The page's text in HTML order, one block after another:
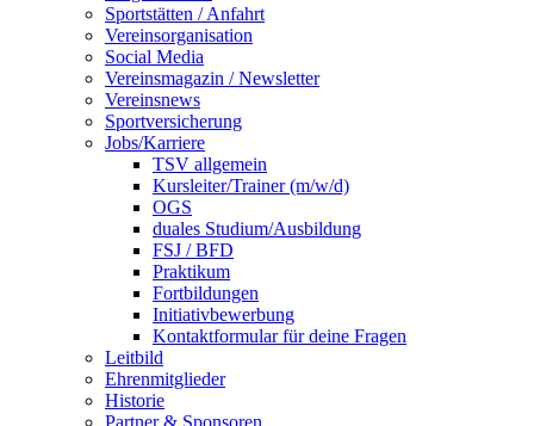
Sportstätten / Anfahrt
Vereinsorganisation
Social Media
Vereinsmagazin / Newsletter
Vereinsnews
Sportversicherung
Jobs/Karriere
TSV allgemein
Kursleiter/Trainer (m/w/d)
OGS
duales Studium/Ausbildung
FSJ / BFD
Praktikum
Fortbildungen
Initiativbewerbung
Kontaktformular für deine Fragen
Leitbild
Ehrenmitglieder
Historie
Partner & Sponsoren